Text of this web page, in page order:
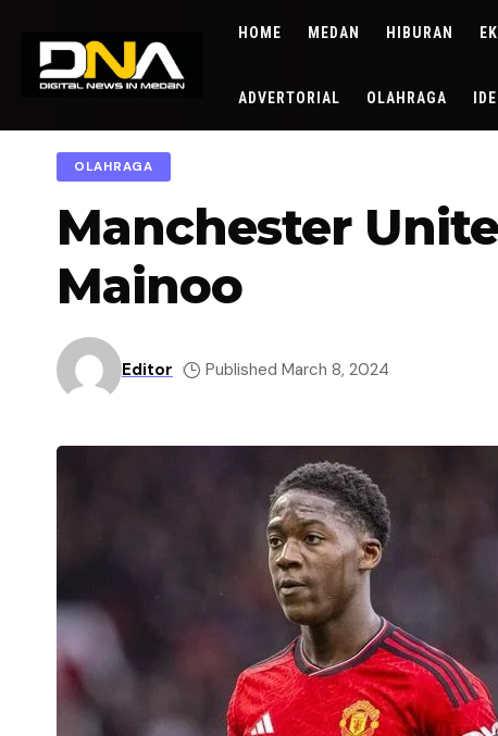
HOME MEDAN HIBURAN
ADVERTORIAL OLAHRAGA
OLAHRAGA
Manchester
Mainoo
Editor Published March 8, 2024